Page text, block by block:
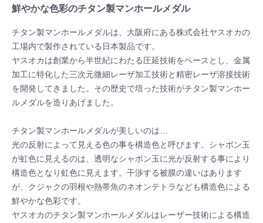
鮮やかな色彩のチタン製マンホールメダル
チタン製マンホールメダルは、大阪府にある株式会社ヤスオカの
工場内で製作されている日本製品です。
ヤスオカは創業から半世紀にわたる圧延技術をベースとし、金属
加工に特化した三次元微細レーザ加工技術と精密レーザ溶接技術
を開発してきました。その歴史で培った技術がチタン製マンホー
ルメダルを造りあげました。
チタン製マンホールメダルが美しいのは…
光の反射によって見える色の事を構造色と呼びます。シャボン玉
が虹色に見えるのは、透明なシャボン玉に光が反射する事により
構造色となり虹色に見えます。干渉する被膜の違いはあります
が、クジャクの羽根や熱帯魚のネオンテトラなども構造色による
鮮やかな色彩です。
ヤスオカのチタン製マンホールメダルはレーザー技術による構造